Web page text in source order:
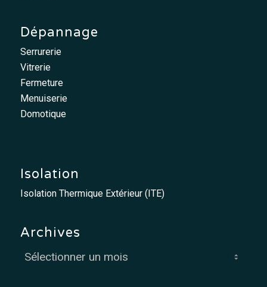
Dépannage
Serrurerie
Vitrerie
Fermeture
Menuiserie
Domotique
Isolation
Isolation Thermique Extérieur (ITE)
Archives